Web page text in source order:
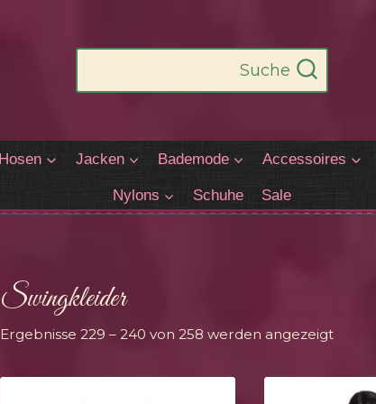
Suche
Hosen Jacken Bademode Accessoires
Nylons Schuhe Sale
Swingkleider
Ergebnisse 229 – 240 von 258 werden angezeigtNach
sortiert